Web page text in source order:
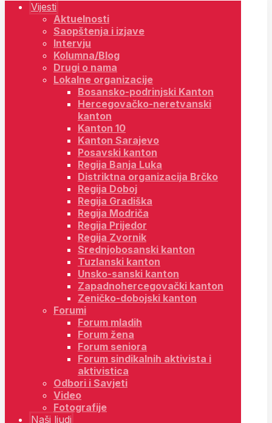
Vijesti
Aktuelnosti
Saopštenja i izjave
Intervju
Kolumna/Blog
Drugi o nama
Lokalne organizacije
Bosansko-podrinjski Kanton
Hercegovačko-neretvanski
kanton
Kanton 10
Kanton Sarajevo
Posavski kanton
Regija Banja Luka
Distriktna organizacija Brčko
Regija Doboj
Regija Gradiška
Regija Modriča
Regija Prijedor
Regija Zvornik
Srednjobosanski kanton
Tuzlanski kanton
Unsko-sanski kanton
Zapadnohercegovački kanton
Zeničko-dobojski kanton
Forumi
Forum mladih
Forum žena
Forum seniora
Forum sindikalnih aktivista i
aktivistica
Odbori i Savjeti
Video
Fotografije
Naši ljudi